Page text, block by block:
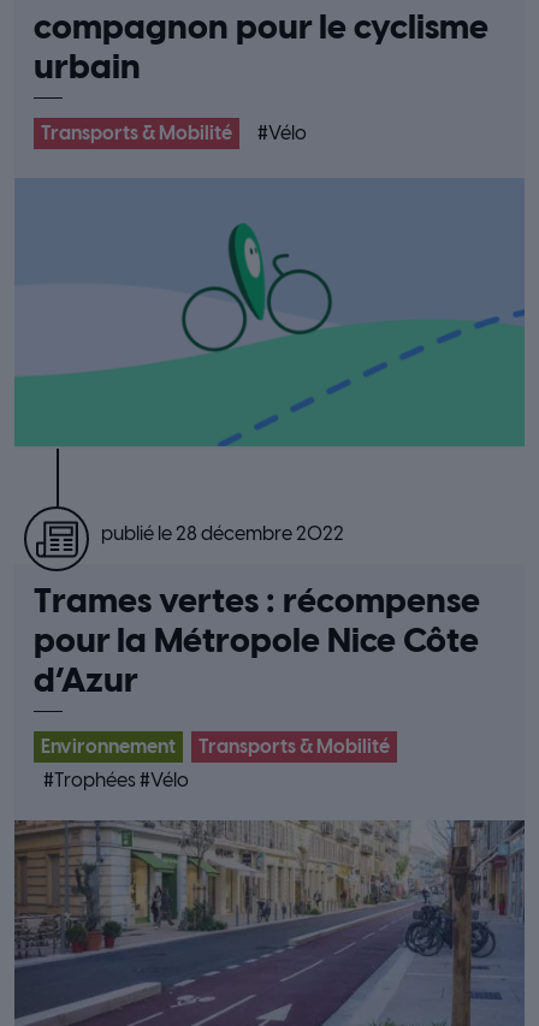
compagnon pour le cyclisme
urbain
Transports & Mobilité #Vélo
publié le 28 décembre 2022
Trames vertes : récompense
pour la Métropole Nice Côte
d’Azur
Environnement
Transports & Mobilité
#Trophées#Vélo